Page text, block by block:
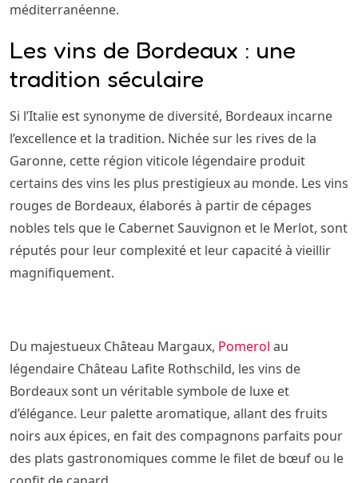
méditerranéenne.
Les vins de Bordeaux : une
tradition séculaire
Si l’Italie est synonyme de diversité, Bordeaux incarne
l’excellence et la tradition. Nichée sur les rives de la
Garonne, cette région viticole légendaire produit
certains des vins les plus prestigieux au monde. Les vins
rouges de Bordeaux, élaborés à partir de cépages
nobles tels que le Cabernet Sauvignon et le Merlot, sont
réputés pour leur complexité et leur capacité à vieillir
magnifiquement.
Du majestueux Château Margaux, Pomerol au
légendaire Château Lafite Rothschild, les vins de
Bordeaux sont un véritable symbole de luxe et
d’élégance. Leur palette aromatique, allant des fruits
noirs aux épices, en fait des compagnons parfaits pour
des plats gastronomiques comme le filet de bœuf ou le